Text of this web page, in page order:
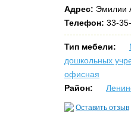
Адрес: Эмилии
Телефон: 33-
Тип мебели:
дошкольных
офисная
Район:
Оставить отзыв